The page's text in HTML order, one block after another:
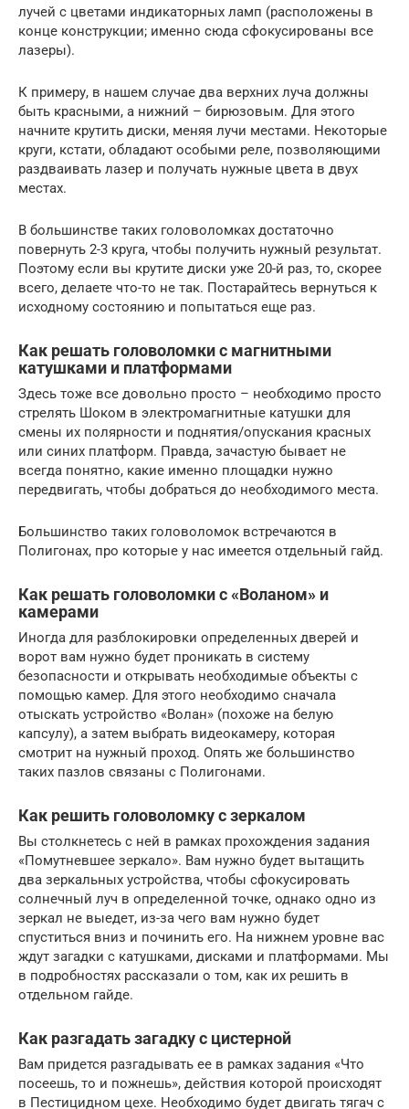
лучей с цветами индикаторных ламп (расположены в
конце конструкции; именно сюда сфокусированы все
лазеры).
К примеру, в нашем случае два верхних луча должны
быть красными, а нижний – бирюзовым. Для этого
начните крутить диски, меняя лучи местами. Некоторые
круги, кстати, обладают особыми реле, позволяющими
раздваивать лазер и получать нужные цвета в двух
местах.
В большинстве таких головоломках достаточно
повернуть 2-3 круга, чтобы получить нужный результат.
Поэтому если вы крутите диски уже 20-й раз, то, скорее
всего, делаете что-то не так. Постарайтесь вернуться к
исходному состоянию и попытаться еще раз.
Как решать головоломки с магнитными
катушками и платформами
Здесь тоже все довольно просто – необходимо просто
стрелять Шоком в электромагнитные катушки для
смены их полярности и поднятия/опускания красных
или синих платформ. Правда, зачастую бывает не
всегда понятно, какие именно площадки нужно
передвигать, чтобы добраться до необходимого места.
Большинство таких головоломок встречаются в
Полигонах, про которые у нас имеется отдельный гайд.
Как решать головоломки с «Воланом» и
камерами
Иногда для разблокировки определенных дверей и
ворот вам нужно будет проникать в систему
безопасности и открывать необходимые объекты с
помощью камер. Для этого необходимо сначала
отыскать устройство «Волан» (похоже на белую
капсулу), а затем выбрать видеокамеру, которая
смотрит на нужный проход. Опять же большинство
таких пазлов связаны с Полигонами.
Как решить головоломку с зеркалом
Вы столкнетесь с ней в рамках прохождения задания
«Помутневшее зеркало». Вам нужно будет вытащить
два зеркальных устройства, чтобы сфокусировать
солнечный луч в определенной точке, однако одно из
зеркал не выедет, из-за чего вам нужно будет
спуститься вниз и починить его. На нижнем уровне вас
ждут загадки с катушками, дисками и платформами. Мы
в подробностях рассказали о том, как их решить в
отдельном гайде.
Как разгадать загадку с цистерной
Вам придется разгадывать ее в рамках задания «Что
посеешь, то и пожнешь», действия которой происходят
в Пестицидном цехе. Необходимо будет двигать тягач с